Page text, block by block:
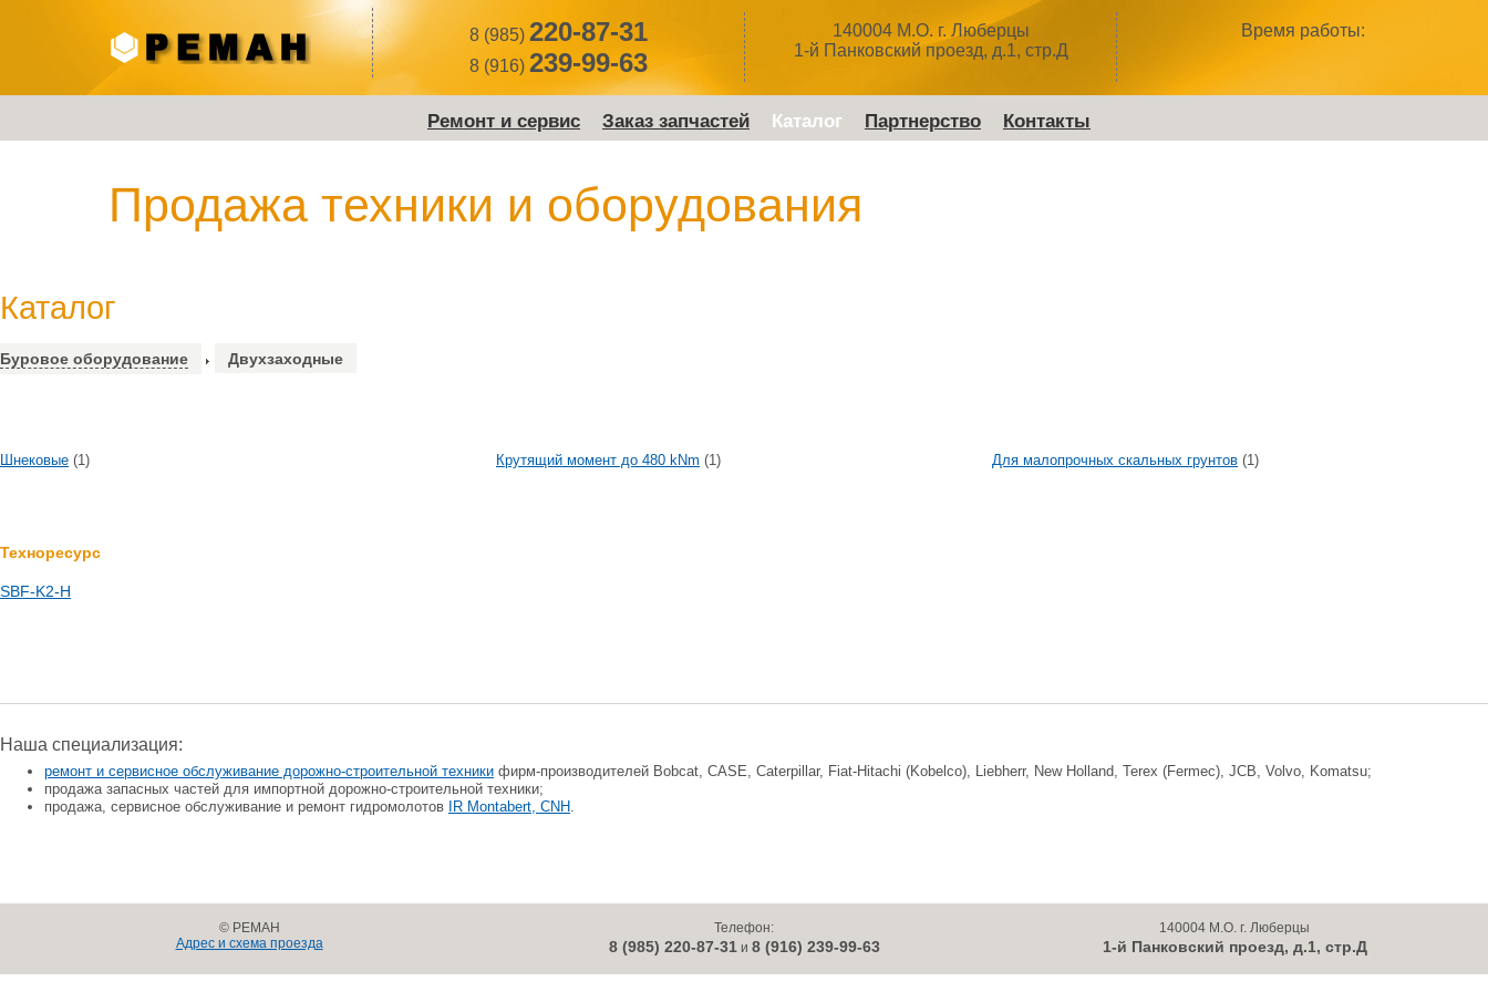
8 (985) 220-87-31
8 (916) 239-99-63
140004 М.О. г. Люберцы
1-й Панковский проезд, д.1, стр.Д
Время работы:
Контакты
Партнерство
Каталог
Заказ запчастей
Ремонт и сервис
Продажа техники и оборудования
Каталог
Буровое оборудование Двухзаходные
Шнековые (1) Крутящий момент до 480 kNm (1) Для малопрочных скальных грунтов (1)
Техноресурс
SBF-K2-H
Наша специализация:
ремонт и сервисное обслуживание дорожно-строительной техники фирм-производителей Bobcat, CASE, Caterpillar, Fiat-Hitachi (Kobelco), Liebherr, New Holland, Terex (Fermec), JCB, Volvo, Komatsu;
продажа запасных частей для импортной дорожно-строительной техники;
продажа, сервисное обслуживание и ремонт гидромолотов
IR Montabert, CNH
© РЕМАН
Адрес и схема проезда
Телефон:
8 (985) 220-87-31 и 8 (916) 239-99-63
140004 М.О. г. Люберцы
1-й Панковский проезд, д.1, стр.Д